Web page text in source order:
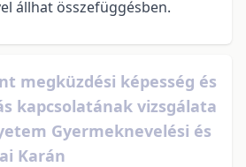
állhat összefüggésben.
megküzdési képesség és
kapcsolatának vizsgálata
Gyermeknevelési és
Karán